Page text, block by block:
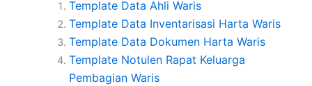
Template Data Ahli Waris
Template Data Inventarisasi Harta Waris
Template Data Dokumen Harta Waris
Template Notulen Rapat Keluarga
Pembagian Waris